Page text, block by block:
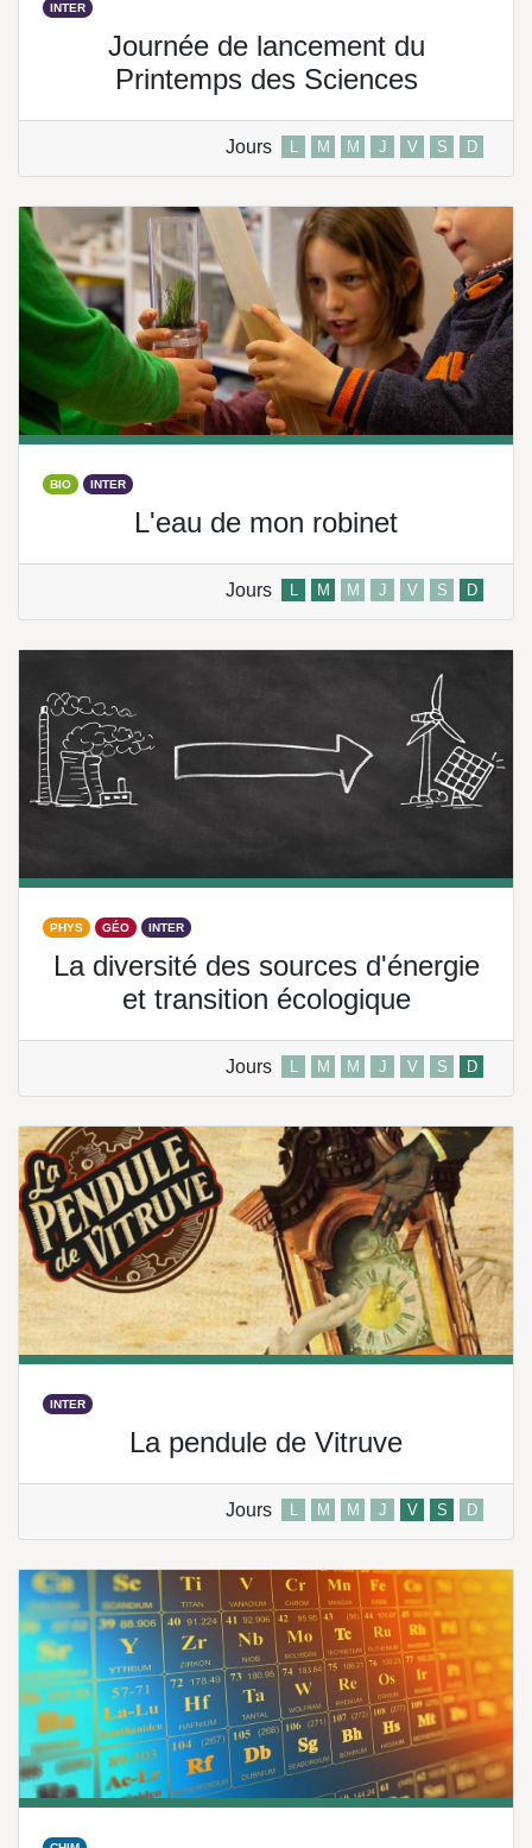
INTER
Journée de lancement du
Printemps des Sciences
Jours L M M J V S D
BIO INTER
L'eau de mon robinet
Jours L M M J V S D
PHYS GÉO INTER
La diversité des sources d'énergie
et transition écologique
Jours L M M J V S D
INTER
La pendule de Vitruve
Jours L M M J V S D